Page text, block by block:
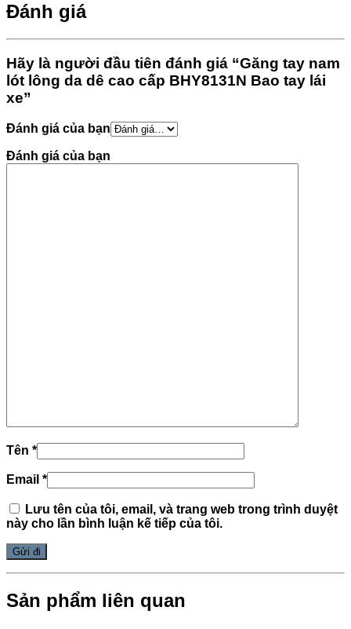
Đánh giá
Hãy là người đầu tiên đánh giá “Găng tay nam
lót lông da dê cao cấp BHY8131N Bao tay lái
xe”
Đánh giá của bạn
Đánh giá của bạn
Tên *
Email *
Lưu tên của tôi, email, và trang web trong trình duyệt
này cho lần bình luận kế tiếp của tôi.
Sản phẩm liên quan